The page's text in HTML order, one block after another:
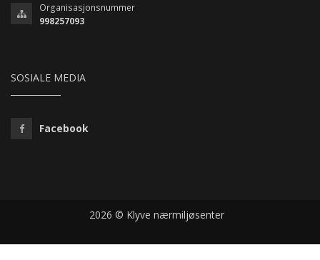
Organisasjonsnummer
998257093
SOSIALE MEDIA
Facebook
2026 © Klyve nærmiljøsenter